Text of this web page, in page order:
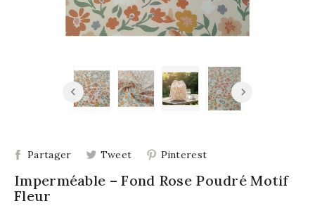
Partager Tweet Pinterest
Imperméable – Fond Rose Poudré Motif
Fleur